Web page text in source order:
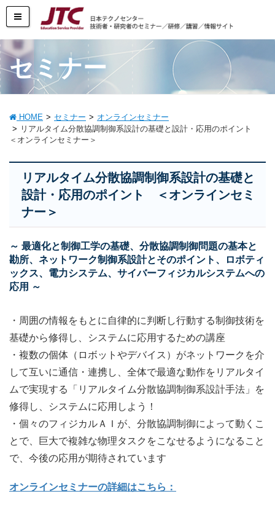
セミナー
HOME セミナー
オンラインセミナー
リアルタイム分散協調制御系設計の基礎と設計・応用のポイント
＜オンラインセミナー＞
リアルタイム分散協調制御系設計の基礎と
設計・応用のポイント ＜オンラインセミ
ナー＞
～ 最適化と制御工学の基礎、分散協調制御問題の基本と
勘所、ネットワーク制御系設計とそのポイント、ロボティ
ックス、電力システム、サイバーフィジカルシステムへの
応用 ～
・周囲の情報をもとに自律的に判断し行動する制御技術を
基礎から修得し、システムに応用するための講座
・複数の個体（ロボットやデバイス）がネットワークを介
して互いに通信・連携し、全体で最適な動作をリアルタイ
ムで実現する「リアルタイム分散協調制御系設計手法」を
修得し、システムに応用しよう！
・個々のフィジカルＡＩが、分散協調制御によって動くこ
とで、巨大で複雑な物理タスクをこなせるようになること
で、今後の応用が期待されています
オンラインセミナーの詳細はこちら：